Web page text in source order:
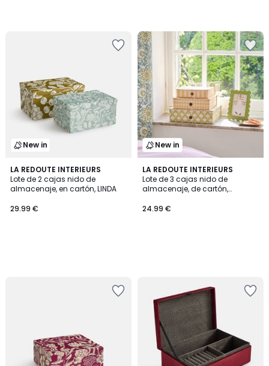
New in
LA REDOUTE INTERIEURS
Lote de 2 cajas nido de
almacenaje, en cartón, LINDA
29.99 €
New in
LA REDOUTE INTERIEURS
Lote de 3 cajas nido de
almacenaje, de cartón,
24.99 €